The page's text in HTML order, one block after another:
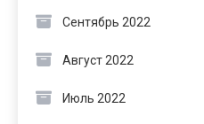
Сентябрь 2022
Август 2022
Июль 2022